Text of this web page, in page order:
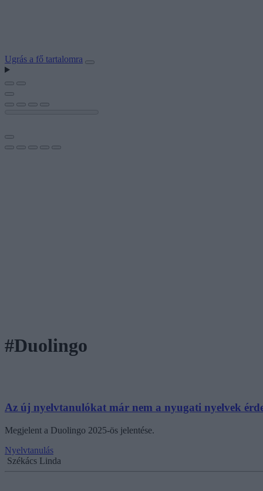
Ugrás a fő tartalomra
#Duolingo
Az új nyelvtanulókat már nem a nyugati nyelvek
Megjelent a Duolingo 2025-ös jelentése.
Nyelvtanulás
Székács Linda